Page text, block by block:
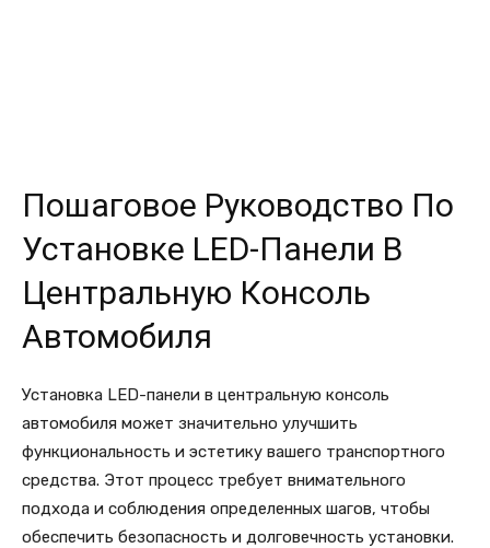
Пошаговое Руководство По
Установке LED-Панели В
Центральную Консоль
Автомобиля
Установка LED-панели в центральную консоль
автомобиля может значительно улучшить
функциональность и эстетику вашего транспортного
средства. Этот процесс требует внимательного
подхода и соблюдения определенных шагов, чтобы
обеспечить безопасность и долговечность установки.